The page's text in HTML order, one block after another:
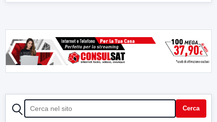
CERCA Cerca